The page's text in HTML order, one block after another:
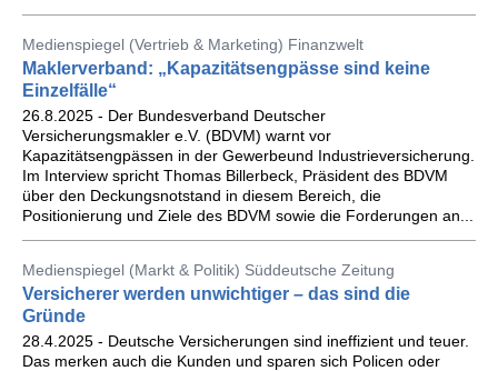
Medienspiegel (Vertrieb & Marketing) Finanzwelt
Maklerverband: „Kapazitätsengpässe sind keine
Einzelfälle“
26.8.2025 - Der Bundesverband Deutscher
Versicherungsmakler e.V. (BDVM) warnt vor
Kapazitätsengpässen in der Gewerbeund Industrieversicherung.
Im Interview spricht Thomas Billerbeck, Präsident des BDVM
über den Deckungsnotstand in diesem Bereich, die
Positionierung und Ziele des BDVM sowie die Forderungen an...
Medienspiegel (Markt & Politik) Süddeutsche Zeitung
Versicherer werden unwichtiger – das sind die
Gründe
28.4.2025 - Deutsche Versicherungen sind ineffizient und teuer.
Das merken auch die Kunden und sparen sich Policen oder